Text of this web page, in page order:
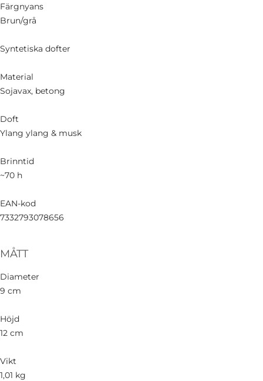
Färgnyans
Brun/grå
Syntetiska dofter
Material
Sojavax, betong
Doft
Ylang ylang & musk
Brinntid
~70 h
EAN-kod
7332793078656
MÅTT
Diameter
9 cm
Höjd
12 cm
Vikt
1,01 kg